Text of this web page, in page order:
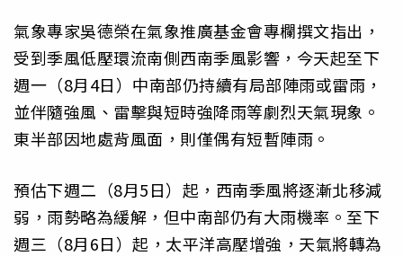
氣象專家吳德榮在氣象推廣基金會專欄撰文指出，
受到季風低壓環流南側西南季風影響，今天起至下
週一（8月4日）中南部仍持續有局部陣雨或雷雨，
並伴隨強風、雷擊與短時強降雨等劇烈天氣現象。
東半部因地處背風面，則僅偶有短暫陣雨。
預估下週二（8月5日）起，西南季風將逐漸北移減
弱，雨勢略為緩解，但中南部仍有大雨機率。至下
週三（8月6日）起，太平洋高壓增強，天氣將轉為